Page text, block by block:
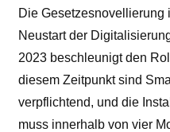
Die Gesetzesnovellierung
Neustart der
2023 beschleunigt den
diesem Zeitpunkt sind
verpflichtend, und die
muss innerhalb von vier